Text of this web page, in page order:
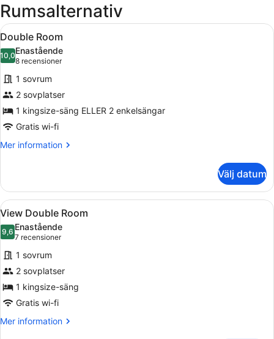
Rumsalternativ
Öppna
alla
foton
för
Double
Room
Ett modernt hotellrum med en
6
Double Room
10,010,0 av 10
Enastående
8 recensioner
(8 recensioner)
1 sovrum
2 sovplatser
1 kingsize-säng ELLER 2 enkelsängar
Gratis wi-fi
Mer information
Mer
Room
Välj datum
Öppna
alla
foton
för
View
Double
Room
Ett modernt sovrum med en
4
View Double Room
9,69,6 av 10
Enastående
7 recensioner
(7 recensioner)
1 sovrum
2 sovplatser
1 kingsize-säng
Gratis wi-fi
Mer information
Mer